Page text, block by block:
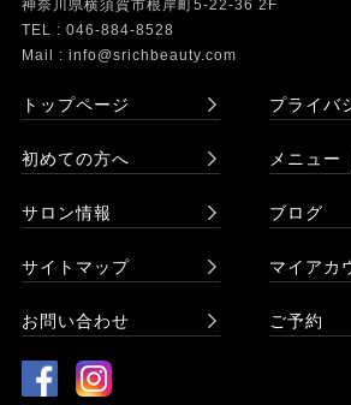
神奈川県横須賀市根岸町5-22-36 2F
TEL : 046-884-8528
Mail : info@srichbeauty.com
トップページ プライバ
初めての方へ メニュー
サロン情報 ブログ
サイトマップ マイアカ
お問い合わせ ご予約